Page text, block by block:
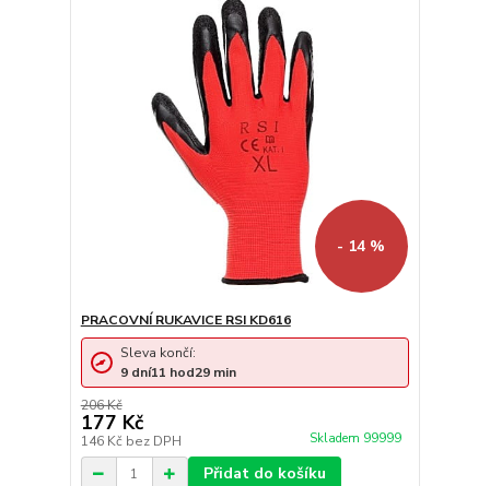
- 14 %
PRACOVNÍ RUKAVICE RSI KD616
206 Kč
177 Kč
146 Kč bez DPH Skladem 99999
Sleva končí:
9 dní11 hod29 min
Přidat do košíku